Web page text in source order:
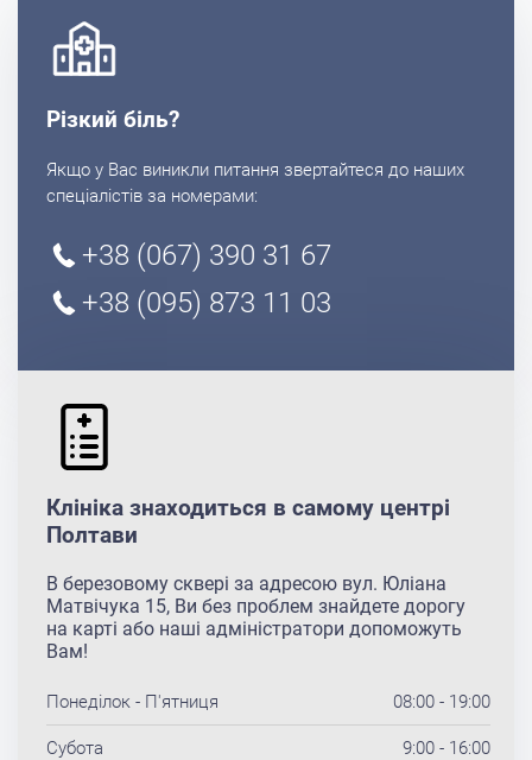
Різкий біль?
Якщо у Вас виникли питання звертайтеся до наших
спеціалістів за номерами:
+38 (067) 390 31 67
+38 (095) 873 11 03
Клініка знаходиться в самому центрі
Полтави
В березовому сквері за адресою вул. Юліана
Матвічука 15, Ви без проблем знайдете дорогу
на карті або наші адміністратори допоможуть
Вам!
Понеділок - П'ятниця 08:00 - 19:00
Субота 9:00 - 16:00